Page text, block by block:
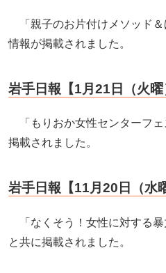
「親子のお片付けメソッド
情報が掲載されました。
岩手日報【1月21日（火曜
「もりおか女性センターフ
掲載されました。
岩手日報【11月20日（水
「なくそう！女性に対する
と共に掲載されました。